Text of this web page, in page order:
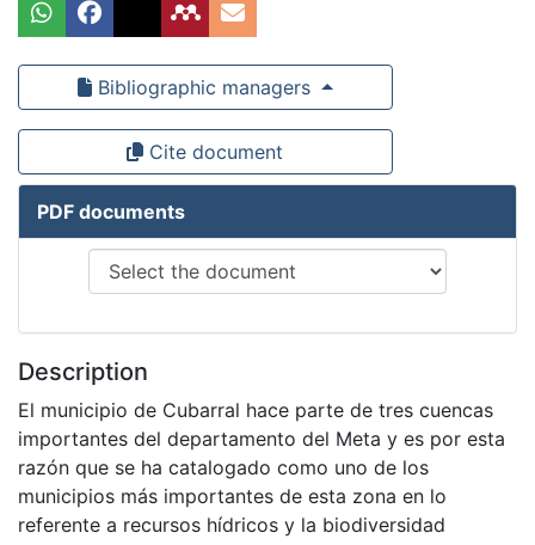
Bibliographic managers
Cite document
PDF documents
Description
El municipio de Cubarral hace parte de tres cuencas
importantes del departamento del Meta y es por esta
razón que se ha catalogado como uno de los
municipios más importantes de esta zona en lo
referente a recursos hídricos y la biodiversidad